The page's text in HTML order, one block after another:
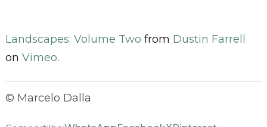
Landscapes: Volume Two from Dustin Farrell
on Vimeo.
© Marcelo Dalla